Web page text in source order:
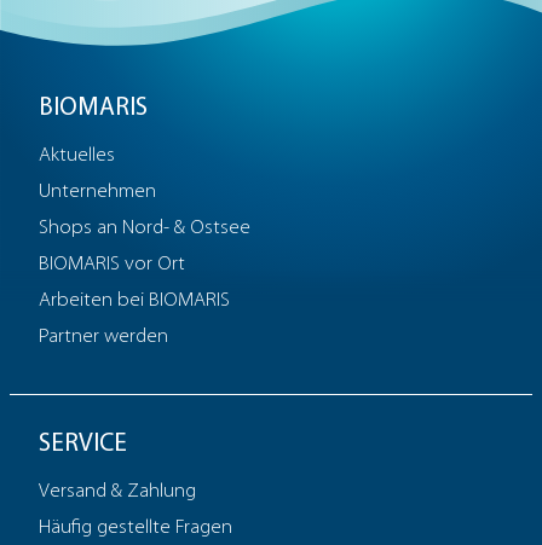
BIOMARIS
Aktuelles
Unternehmen
Shops an Nord- & Ostsee
BIOMARIS vor Ort
Arbeiten bei BIOMARIS
Partner werden
SERVICE
Versand & Zahlung
Häufig gestellte Fragen